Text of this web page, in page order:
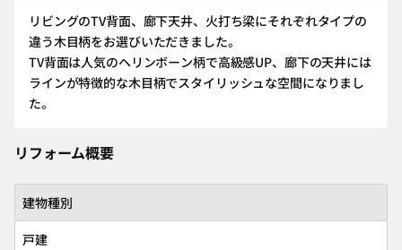
リビングのTV背面、廊下天井、火打ち梁にそれぞれタイプの
違う木目柄をお選びいただきました。
TV背面は人気のヘリンボーン柄で高級感UP、廊下の天井には
ラインが特徴的な木目柄でスタイリッシュな空間になりまし
た。
リフォーム概要
建物種別
戸建